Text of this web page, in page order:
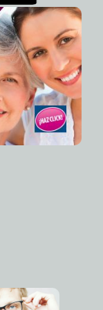
Mari Tere
A7
Esther A7
nacional A7
a San José
de presea 'Elvia
a mujer de 106
en el
en Expo
Monforte